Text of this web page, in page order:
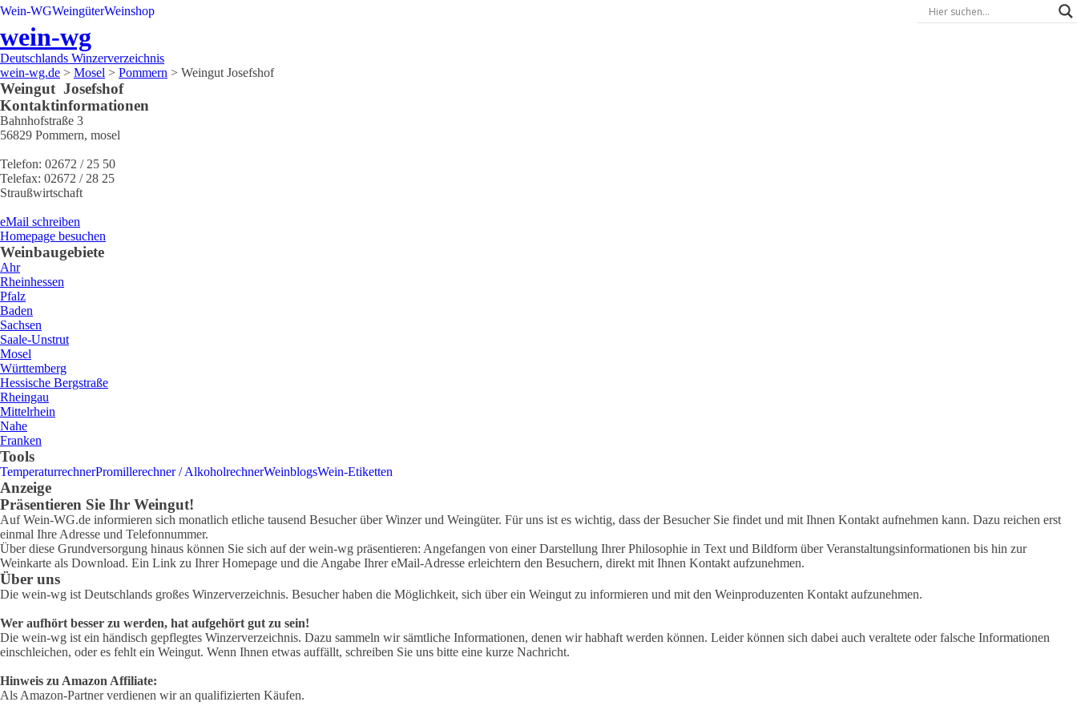
Wein-WGWeingüterWeinshop
wein-wg
Deutschlands Winzerverzeichnis
wein-wg.de > Mosel > Pommern > Weingut Josefshof
Weingut Josefshof
Kontaktinformationen
Bahnhofstraße 3
56829 Pommern, mosel
Telefon: 02672 / 25 50
Telefax: 02672 / 28 25
Straußwirtschaft
eMail schreiben
Homepage besuchen
Weinbaugebiete
Ahr
Rheinhessen
Pfalz
Baden
Sachsen
Saale-Unstrut
Mosel
Württemberg
Hessische Bergstraße
Rheingau
Mittelrhein
Nahe
Franken
Tools
TemperaturrechnerPromillerechner / AlkoholrechnerWeinblogsWein-Etiketten
Anzeige
Präsentieren Sie Ihr Weingut!
Auf Wein-WG.de informieren sich monatlich etliche tausend Besucher über Winzer und Weingüter. Für uns ist es wichtig, dass der Besucher Sie findet und mit Ihnen Kontakt aufnehmen kann. Dazu reichen erst
einmal Ihre Adresse und Telefonnummer.
Über diese Grundversorgung hinaus können Sie sich auf der wein-wg präsentieren: Angefangen von einer Darstellung Ihrer Philosophie in Text und Bildform über Veranstaltungsinformationen bis hin zur
Weinkarte als Download. Ein Link zu Ihrer Homepage und die Angabe Ihrer eMail-Adresse erleichtern den Besuchern, direkt mit Ihnen Kontakt aufzunehmen.
Über uns
Die wein-wg ist Deutschlands großes Winzerverzeichnis. Besucher haben die Möglichkeit, sich über ein Weingut zu informieren und mit den Weinproduzenten Kontakt aufzunehmen.
Wer aufhört besser zu werden, hat aufgehört gut zu sein!
Die wein-wg ist ein händisch gepflegtes Winzerverzeichnis. Dazu sammeln wir sämtliche Informationen, denen wir habhaft werden können. Leider können sich dabei auch veraltete oder falsche Informationen
einschleichen, oder es fehlt ein Weingut. Wenn Ihnen etwas auffällt, schreiben Sie uns bitte eine kurze Nachricht.
Hinweis zu Amazon Affiliate:
Als Amazon-Partner verdienen wir an qualifizierten Käufen.